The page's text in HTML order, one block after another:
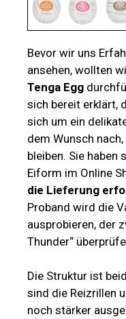
Bevor wir uns
ansehen, wollten
Tenga Egg
sich bereit erklärt,
sich um ein
dem Wunsch
bleiben. Sie haben
Eiform im Online
die Lieferung
Proband wird die
ausprobieren, der
Thunder“
Die Struktur ist
sind die Reizrillen
noch stärker